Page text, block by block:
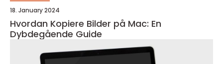
18. January 2024
Hvordan Kopiere Bilder på Mac: En
Dybdegående Guide